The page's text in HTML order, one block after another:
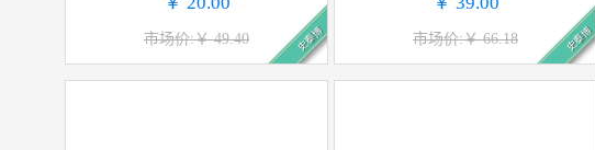
市场价:￥ 49.40 史泰博 市场价:￥ 66.18 史泰博